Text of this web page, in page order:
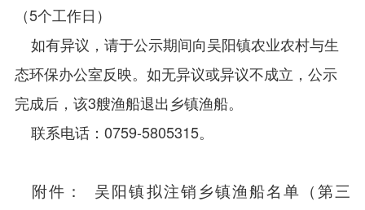
（5个工作日）
如有异议，请于公示期间向吴阳镇农业农村与生
态环保办公室反映。如无异议或异议不成立，公示
完成后，该3艘渔船退出乡镇渔船。
联系电话：0759-5805315。
附件： 吴阳镇拟注销乡镇渔船名单（第三